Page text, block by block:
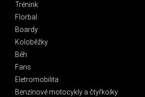
Trénink
Florbal
Boardy
Koloběžky
Běh
Fans
Eletromobilita
Benzínové motocykly a čtyřkolky